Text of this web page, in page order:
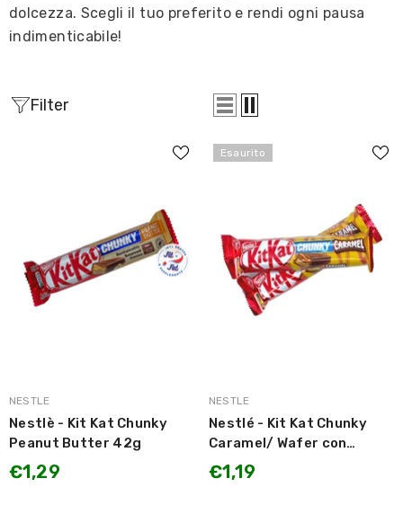
dolcezza. Scegli il tuo preferito e rendi ogni pausa
indimenticabile!
Filter
MARCA:
NESTLE
Nestlè - Kit Kat Chunky
Peanut Butter 42g
€1,29
Esaurito
MARCA:
NESTLE
Nestlé - Kit Kat Chunky
Caramel/ Wafer con
topping al Caramello
43.5g
€1,19